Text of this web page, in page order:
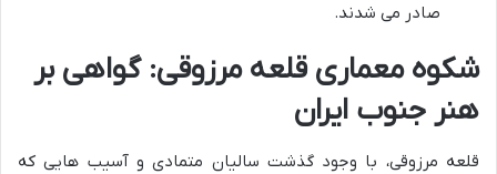
صادر می شدند.
شکوه معماری قلعه مرزوقی: گواهی بر
هنر جنوب ایران
قلعه مرزوقی، با وجود گذشت سالیان متمادی و آسیب هایی که